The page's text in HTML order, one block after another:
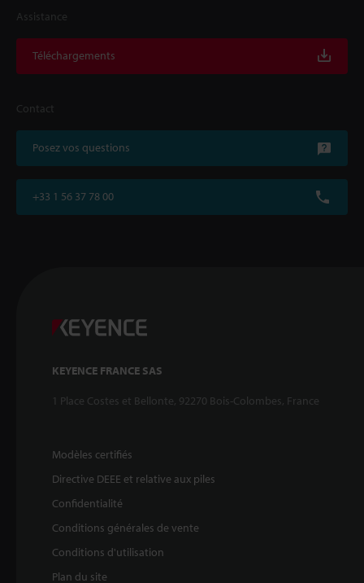
Assistance
Téléchargements
Contact
Posez vos questions
+33 1 56 37 78 00
KEYENCE FRANCE SAS
1 Place Costes et Bellonte, 92270 Bois-Colombes, France
Modèles certifiés
Directive DEEE et relative aux piles
Confidentialité
Conditions générales de vente
Conditions d'utilisation
Plan du site